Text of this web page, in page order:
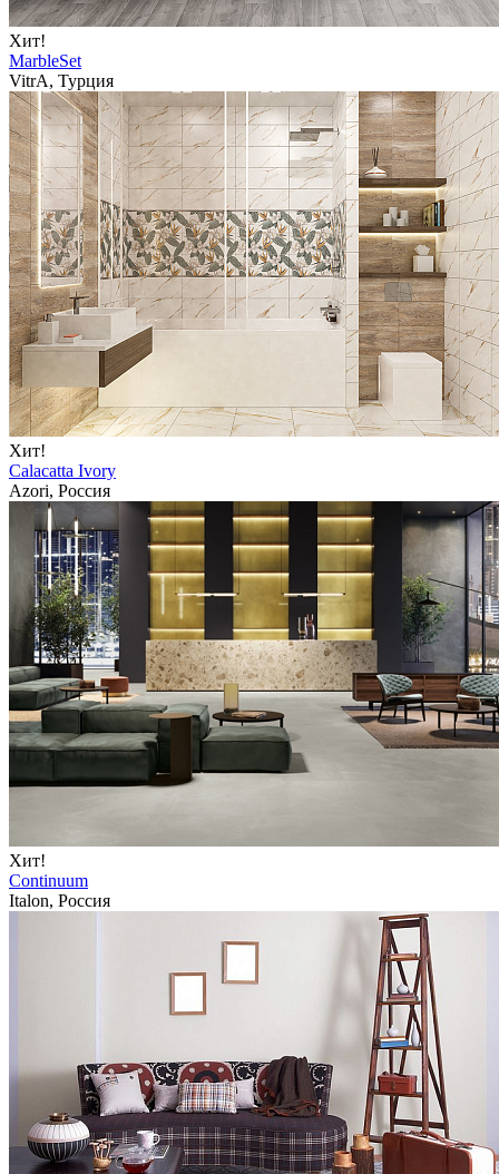
Хит!
MarbleSet
VitrA, Турция
Хит!
Calacatta Ivory
Azori, Россия
Хит!
Continuum
Italon, Россия